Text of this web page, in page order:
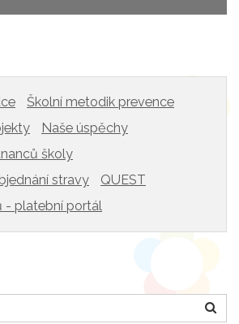
Školní metodik prevence
Naše úspěchy
školy
stravy
QUEST
- platební portál
Hledat